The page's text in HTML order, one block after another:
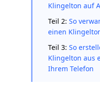
Klingelton auf
Teil 2: So
einen
Teil 3: So
Klingelton aus
Ihrem Telefon